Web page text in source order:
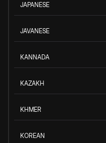
JAPANESE
JAVANESE
KANNADA
KAZAKH
KHMER
KOREAN